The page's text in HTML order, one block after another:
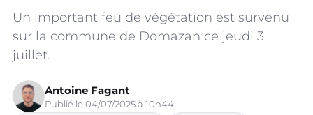
Un important feu de végétation est survenu
sur la commune de Domazan ce jeudi 3
juillet.
Antoine Fagant
Publié le 04/07/2025 à 10h44